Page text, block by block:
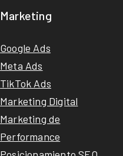
Marketing
Google Ads
Meta Ads
TikTok Ads
Marketing Digital
Marketing de
Performance